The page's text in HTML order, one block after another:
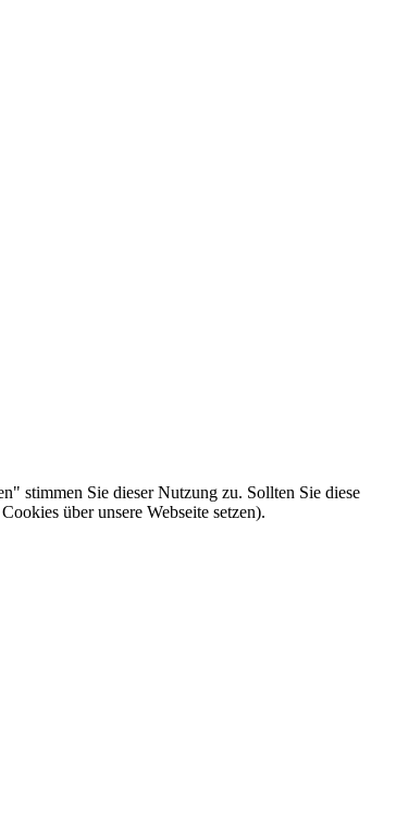
stimmen Sie dieser Nutzung zu. Sollten Sie diese
über unsere Webseite setzen).